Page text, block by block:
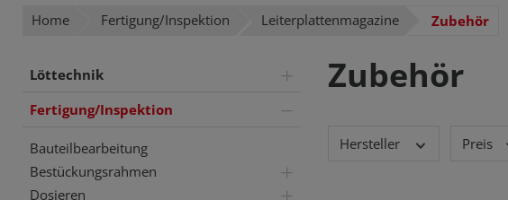
Home Fertigung/Inspektion Leiterplattenmagazine Zubehör
Löttechnik
Fertigung/Inspektion
Bauteilbearbeitung
Bestückungsrahmen
Dosieren
Zubehör
Hersteller Preis